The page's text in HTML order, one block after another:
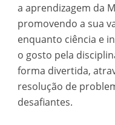
a aprendizagem da
promovendo a sua
enquanto ciência e
o gosto pela
forma divertida,
resolução de
desafiantes.